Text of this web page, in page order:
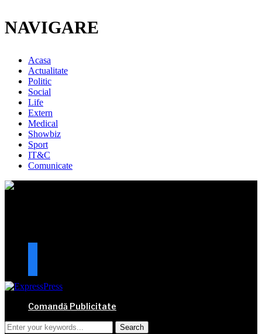
NAVIGARE
Acasa
Actualitate
Politic
Social
Life
Extern
Medical
Showbiz
Sport
IT&C
Comunicate
Comandă Publicitate